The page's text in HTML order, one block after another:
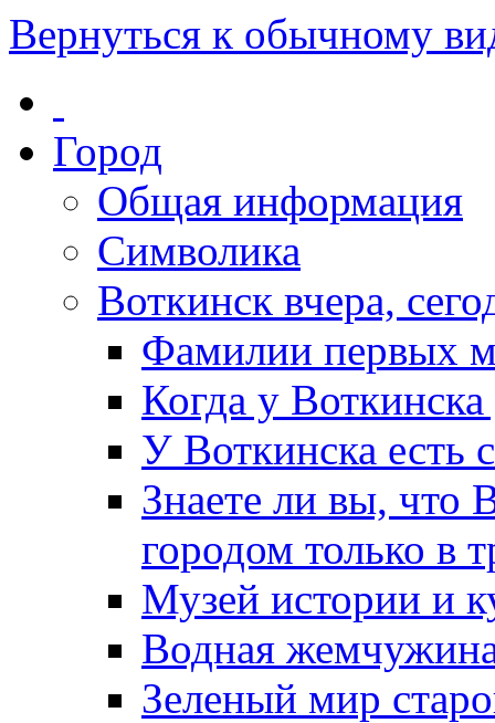
Вернуться к обычному
Город
Общая информация
Символика
Воткинск вчера,
Фамилии первых
Когда у
У Воткинска есть
Знаете ли вы, что
городом только в
Музей истории и
Водная
Зеленый мир